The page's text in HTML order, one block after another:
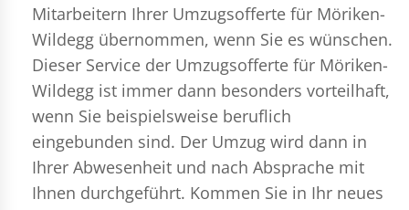
Mitarbeitern Ihrer Umzugsofferte für Möriken-
Wildegg übernommen, wenn Sie es wünschen.
Dieser Service der Umzugsofferte für Möriken-
Wildegg ist immer dann besonders vorteilhaft,
wenn Sie beispielsweise beruflich
eingebunden sind. Der Umzug wird dann in
Ihrer Abwesenheit und nach Absprache mit
Ihnen durchgeführt. Kommen Sie in Ihr neues